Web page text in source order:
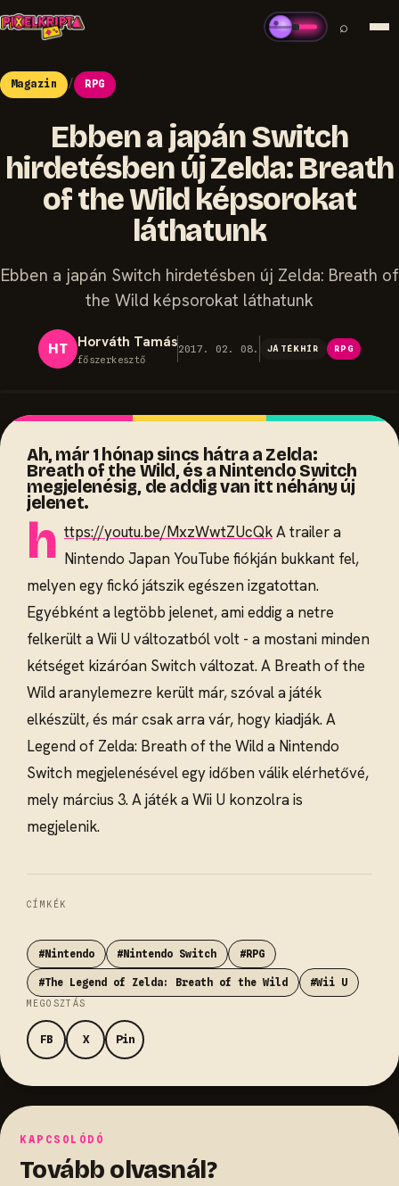
⌕
Magazin / RPG
Ebben a japán Switch
hirdetésben új Zelda: Breath
of the Wild képsorokat
láthatunk
Ebben a japán Switch hirdetésben új Zelda: Breath of
the Wild képsorokat láthatunk
HT Horváth Tamás
főszerkesztő
2017. 02. 08. JÁTÉKHÍR RPG
Ah, már 1 hónap sincs hátra a Zelda:
Breath of the Wild, és a Nintendo Switch
megjelenésig, de addig van itt néhány új
jelenet.
h ttps://youtu.be/MxzWwtZUcQkA trailer a
Nintendo Japan YouTube fiókján bukkant fel,
melyen egy fickó játszik egészen izgatottan.
Egyébként a legtöbb jelenet, ami eddig a netre
felkerült a Wii U változatból volt - a mostani minden
kétséget kizáróan Switch változat. A Breath of the
Wild aranylemezre került már, szóval a játék
elkészült, és már csak arra vár, hogy kiadják. A
Legend of Zelda: Breath of the Wild a Nintendo
Switch megjelenésével egy időben válik elérhetővé,
mely március 3. A játék a Wii U konzolra is
megjelenik.
CÍMKÉK
#Nintendo #Nintendo Switch #RPG
#The Legend of Zelda: Breath of the Wild #Wii U
MEGOSZTÁS
FB X Pin
KAPCSOLÓDÓ
Tovább olvasnál?